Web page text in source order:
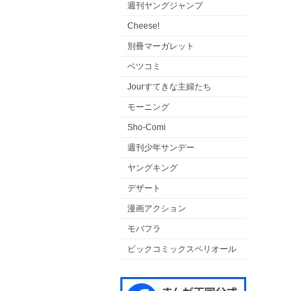
週刊ヤングジャンプ
Cheese!
別冊マーガレット
ベツコミ
Jourすてきな主婦たち
モーニング
Sho-Comi
週刊少年サンデー
ヤングキング
デザート
漫画アクション
モバフラ
ビックコミックスペリオール